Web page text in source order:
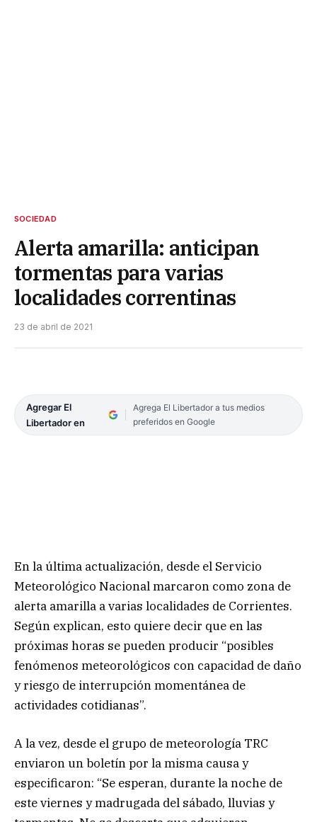
SOCIEDAD
Alerta amarilla: anticipan
tormentas para varias
localidades correntinas
23 de abril de 2021
Agregar El
Libertador en
Agrega El Libertador a tus medios
preferidos en Google
En la última actualización, desde el Servicio
Meteorológico Nacional marcaron como zona de
alerta amarilla a varias localidades de Corrientes.
Según explican, esto quiere decir que en las
próximas horas se pueden producir “posibles
fenómenos meteorológicos con capacidad de daño
y riesgo de interrupción momentánea de
actividades cotidianas”.
A la vez, desde el grupo de meteorología TRC
enviaron un boletín por la misma causa y
especificaron: “Se esperan, durante la noche de
este viernes y madrugada del sábado, lluvias y